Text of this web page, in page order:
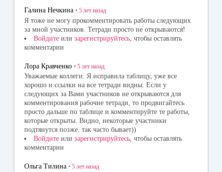
Галина Нечкина • 5 лет назад
Я тоже не могу прокомментировать работы следующих
за мной участников. Тетради просто не открываются!
Войдите или зарегистрируйтесь , чтобы оставлять
комментарии
Лора Кравченко • 5 лет назад
Уважаемые коллеги. Я исправила таблицу, уже все
хорошо и ссылки на все тетради видны. Если у
следующих за Вами участников не открываются для
комментирования рабочие тетради, то продвигайтесь
просто дальше по таблице и комментируйте те работы,
которые открыты. Видно, некоторые участники
подтянутся позже. так часто бывает))
Войдите или зарегистрируйтесь, чтобы оставлять
комментарии
Ольга Тилина • 5 лет назад